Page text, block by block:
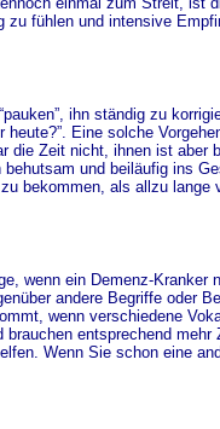
fühlen und intensive
ihn ständig zu
Eine solche
die Zeit nicht, ihnen ist aber
und beiläufig ins
bekommen, als allzu lange
wenn ein Demenz-Kranker
andere Begriffe oder
wenn verschiedene
entsprechend mehr
Wenn Sie schon eine